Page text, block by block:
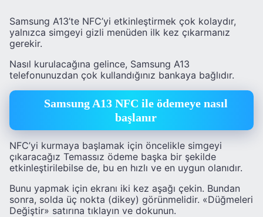
Samsung A13’te NFC’yi etkinleştirmek çok kolaydır,
yalnızca simgeyi gizli menüden ilk kez çıkarmanız
gerekir.
Nasıl kurulacağına gelince, Samsung A13
telefonunuzdan çok kullandığınız bankaya bağlıdır.
Samsung A13 NFC ile ödemeye nasıl
başlanır
NFC’yi kurmaya başlamak için öncelikle simgeyi
çıkaracağız Temassız ödeme başka bir şekilde
etkinleştirilebilse de, bu en hızlı ve en uygun olanıdır.
Bunu yapmak için ekranı iki kez aşağı çekin. Bundan
sonra, solda üç nokta (dikey) görünmelidir. «Düğmeleri
Değiştir» satırına tıklayın ve dokunun.